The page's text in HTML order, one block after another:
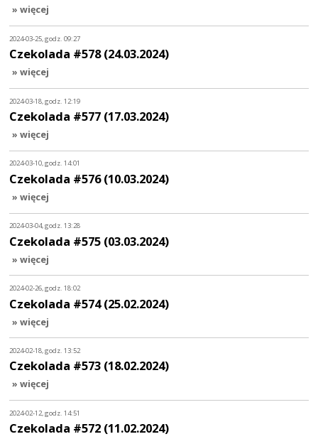
» więcej
2024-03-25, godz. 09:27
Czekolada #578 (24.03.2024)
» więcej
2024-03-18, godz. 12:19
Czekolada #577 (17.03.2024)
» więcej
2024-03-10, godz. 14:01
Czekolada #576 (10.03.2024)
» więcej
2024-03-04, godz. 13:28
Czekolada #575 (03.03.2024)
» więcej
2024-02-26, godz. 18:02
Czekolada #574 (25.02.2024)
» więcej
2024-02-18, godz. 13:52
Czekolada #573 (18.02.2024)
» więcej
2024-02-12, godz. 14:51
Czekolada #572 (11.02.2024)